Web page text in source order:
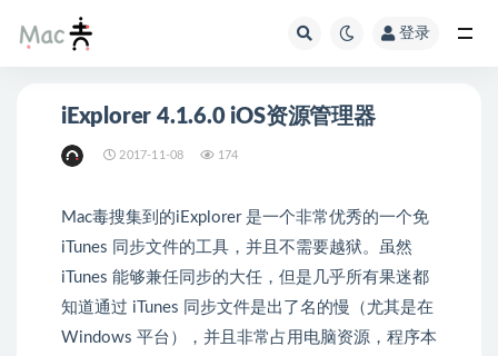
登录
iExplorer 4.1.6.0 iOS资源管理器
2017-11-08 174
Mac毒搜集到的iExplorer 是一个非常优秀的一个免
iTunes 同步文件的工具，并且不需要越狱。虽然
iTunes 能够兼任同步的大任，但是几乎所有果迷都
知道通过 iTunes 同步文件是出了名的慢（尤其是在
Windows 平台），并且非常占用电脑资源，程序本